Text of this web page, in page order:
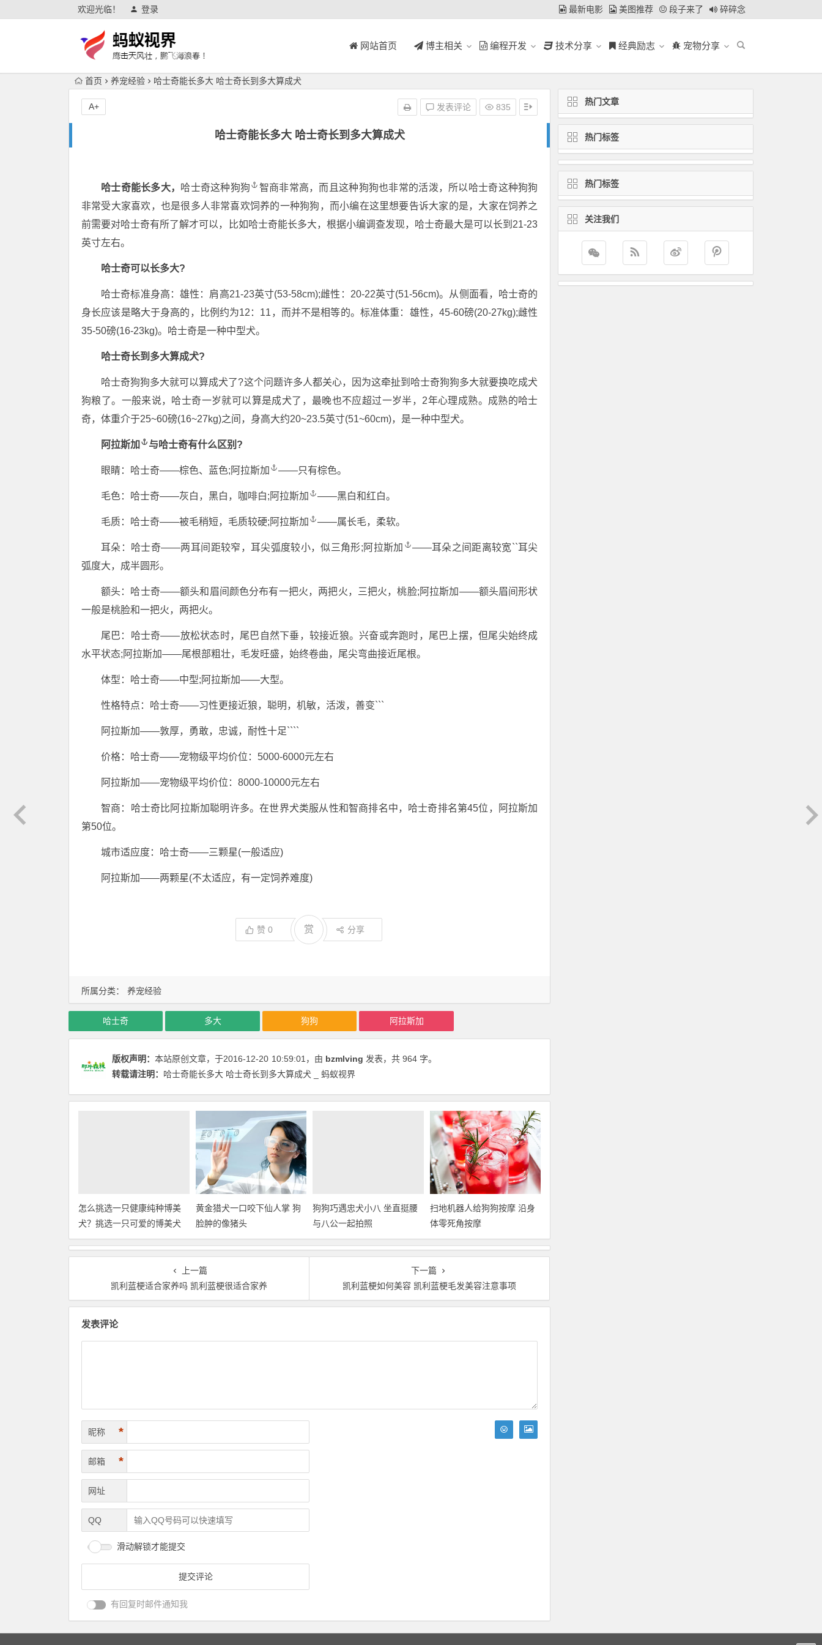
欢迎光临！ 登录 最新电影 美图推荐 段子来了 碎碎念
网站首页 博主相关 编程开发 技术分享 经典励志 宠物分享
首页 养宠经验 哈士奇能长多大 哈士奇长到多大算成犬
哈士奇能长多大 哈士奇长到多大算成犬
发表评论 835
A+
所属分类： 养宠经验
哈士奇能长多大， 哈士奇这种狗狗
智商非常高，而且这种狗狗也非常的活泼，所以哈士奇这种狗狗
非常受大家喜欢，也是很多人非常喜欢饲养的一种狗狗，而小编在这里想要告诉大家的是，大家在饲养之
前需要对哈士奇有所了解才可以，比如哈士奇能长多大，根据小编调查发现，哈士奇最大是可以长到21-23
英寸左右。
哈士奇可以长多大?
哈士奇标准身高：雄性：肩高21-23英寸(53-58cm);雌性：20-22英寸(51-56cm)。从侧面看，哈士奇的
身长应该是略大于身高的，比例约为12：11，而并不是相等的。标准体重：雄性，45-60磅(20-27kg);雌性
35-50磅(16-23kg)。哈士奇是一种中型犬。
哈士奇长到多大算成犬?
哈士奇狗狗多大就可以算成犬了?这个问题许多人都关心，因为这牵扯到哈士奇狗狗多大就要换吃成犬
狗粮了。一般来说，哈士奇一岁就可以算是成犬了，最晚也不应超过一岁半，2年心理成熟。成熟的哈士
奇，体重介于25~60磅(16~27kg)之间，身高大约20~23.5英寸(51~60cm)，是一种中型犬。
阿拉斯加 与哈士奇有什么区别?
眼睛：哈士奇——棕色、蓝色; 阿拉斯加 ——只有棕色。
毛色：哈士奇——灰白，黑白，咖啡白; 阿拉斯加 ——黑白和红白。
毛质：哈士奇——被毛稍短，毛质较硬; 阿拉斯加 ——属长毛，柔软。
耳朵：哈士奇——两耳间距较窄，耳尖弧度较小，似三角形; 阿拉斯加
——耳朵之间距离较宽``耳尖
弧度大，成半圆形。
额头：哈士奇——额头和眉间颜色分布有一把火，两把火，三把火，桃脸;阿拉斯加——额头眉间形状
一般是桃脸和一把火，两把火。
尾巴：哈士奇——放松状态时，尾巴自然下垂，较接近狼。兴奋或奔跑时，尾巴上摆，但尾尖始终成
水平状态;阿拉斯加——尾根部粗壮，毛发旺盛，始终卷曲，尾尖弯曲接近尾根。
体型：哈士奇——中型;阿拉斯加——大型。
性格特点：哈士奇——习性更接近狼，聪明，机敏，活泼，善变```
阿拉斯加——敦厚，勇敢，忠诚，耐性十足````
价格：哈士奇——宠物级平均价位：5000-6000元左右
阿拉斯加——宠物级平均价位：8000-10000元左右
智商：哈士奇比阿拉斯加聪明许多。在世界犬类服从性和智商排名中，哈士奇排名第45位，阿拉斯加
第50位。
城市适应度：哈士奇——三颗星(一般适应)
阿拉斯加——两颗星(不太适应，有一定饲养难度)
赞 0 赏 分享
哈士奇 多大 狗狗 阿拉斯加
版权声明： 本站原创文章，于2016-12-20 10:59:01 ，由 bzmlving 发表，共 964 字。
转载请注明： 哈士奇能长多大 哈士奇长到多大算成犬 _ 蚂蚁视界
怎么挑选一只健康纯种博美
犬？挑选一只可爱的博美犬
黄金猎犬一口咬下仙人掌 狗
脸肿的像猪头
扫地机器人给狗狗按摩 沿身
体零死角按摩
上一篇
凯利蓝梗适合家养吗 凯利蓝梗很适合家养
下一篇
凯利蓝梗如何美容 凯利蓝梗毛发美容注意事项
发表评论
昵称 *
邮箱 *
网址
QQ
滑动解锁才能提交
有回复时邮件通知我
热门文章
热门标签
热门标签
关注我们